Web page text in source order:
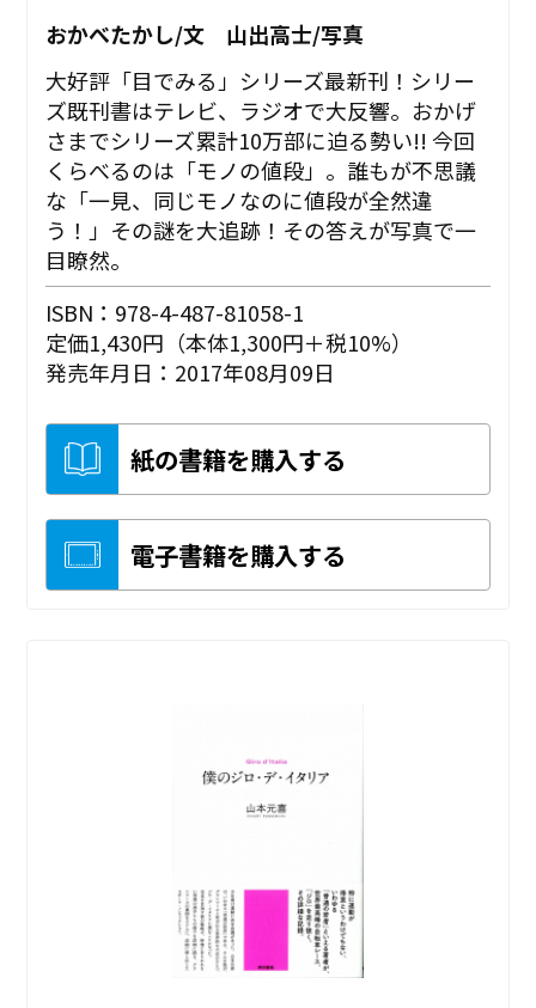
おかべたかし/文 山出高士/写真
大好評「目でみる」シリーズ最新刊！シリー
ズ既刊書はテレビ、ラジオで大反響。おかげ
さまでシリーズ累計10万部に迫る勢い!! 今回
くらべるのは「モノの値段」。誰もが不思議
な「一見、同じモノなのに値段が全然違
う！」その謎を大追跡！その答えが写真で一
目瞭然。
ISBN：978-4-487-81058-1
定価1,430円（本体1,300円＋税10%）
発売年月日：2017年08月09日
紙の書籍を購入する
電子書籍を購入する